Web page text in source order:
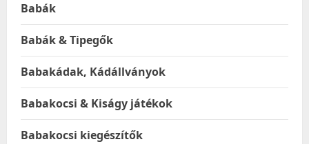
Babák
Babák & Tipegők
Babakádak, Kádállványok
Babakocsi & Kiságy játékok
Babakocsi kiegészítők